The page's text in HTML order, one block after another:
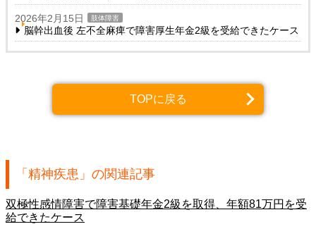
2026年2月15日 肢体障害
脳幹出血後 左不全麻痺で障害厚生年金2級を受給できたケース
TOPに戻る
「精神疾患」の関連記事
双極性感情障害で障害基礎年金2級を取得、年額81万円を受
給できたケース